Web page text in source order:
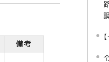
備考